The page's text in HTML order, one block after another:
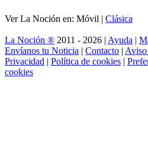
Ver La Noción en: Móvil | Clásica
La Noción ® 2011 - 2026 | Ayuda |
Envíanos tu Noticia | Contacto |
Privacidad | Política de cookies |
cookies